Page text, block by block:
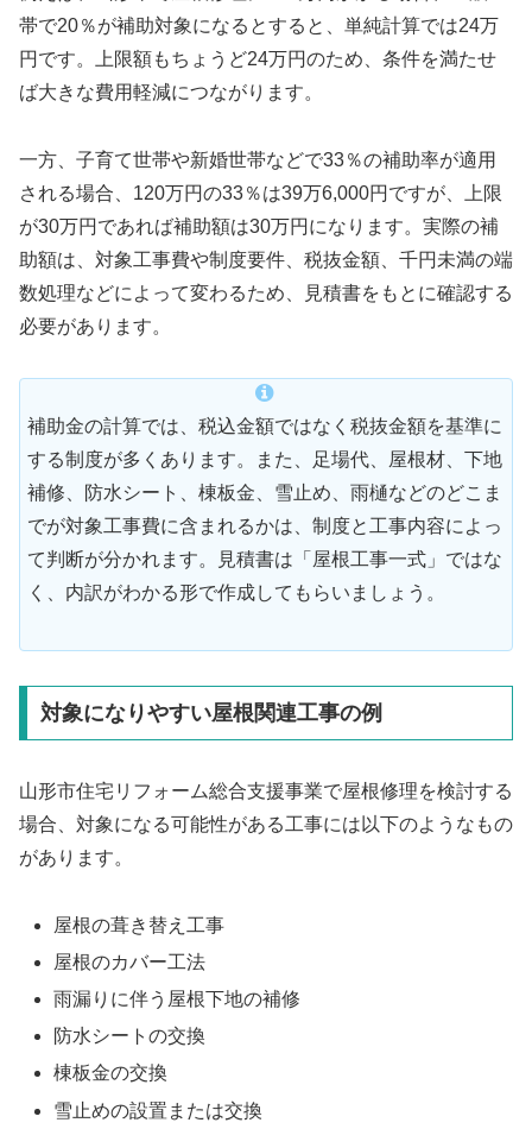
帯で20％が補助対象になるとすると、単純計算では24万
円です。上限額もちょうど24万円のため、条件を満たせ
ば大きな費用軽減につながります。
一方、子育て世帯や新婚世帯などで33％の補助率が適用
される場合、120万円の33％は39万6,000円ですが、上限
が30万円であれば補助額は30万円になります。実際の補
助額は、対象工事費や制度要件、税抜金額、千円未満の端
数処理などによって変わるため、見積書をもとに確認する
必要があります。
補助金の計算では、税込金額ではなく税抜金額を基準に
する制度が多くあります。また、足場代、屋根材、下地
補修、防水シート、棟板金、雪止め、雨樋などのどこま
でが対象工事費に含まれるかは、制度と工事内容によっ
て判断が分かれます。見積書は「屋根工事一式」ではな
く、内訳がわかる形で作成してもらいましょう。
対象になりやすい屋根関連工事の例
山形市住宅リフォーム総合支援事業で屋根修理を検討する
場合、対象になる可能性がある工事には以下のようなもの
があります。
屋根の葺き替え工事
屋根のカバー工法
雨漏りに伴う屋根下地の補修
防水シートの交換
棟板金の交換
雪止めの設置または交換